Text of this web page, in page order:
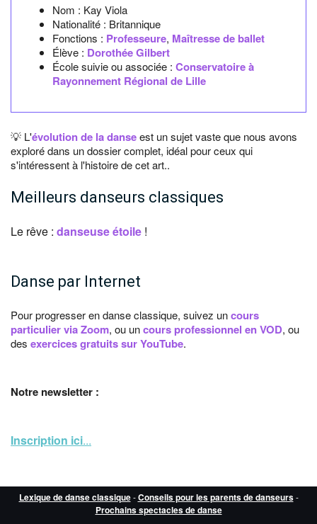
Nom : Kay Viola
Nationalité : Britannique
Fonctions : Professeure, Maîtresse de ballet
Élève : Dorothée Gilbert
École suivie ou associée : Conservatoire à
Rayonnement Régional de Lille
💡 L'évolution de la danseest un sujet vaste que nous avons
exploré dans un dossier complet, idéal pour ceux qui
s'intéressent à l'histoire de cet art..
Meilleurs danseurs classiques
Le rêve : danseuse étoile !
Danse par Internet
Pour progresser en danse classique, suivez uncours
particulier via Zoom, ou uncours professionnel en VOD, ou
des exercices gratuits sur YouTube.
Notre newsletter :
Inscription ici...
Lexique de danse classique-Conseils pour les parents de danseurs-
Prochains spectacles de danse